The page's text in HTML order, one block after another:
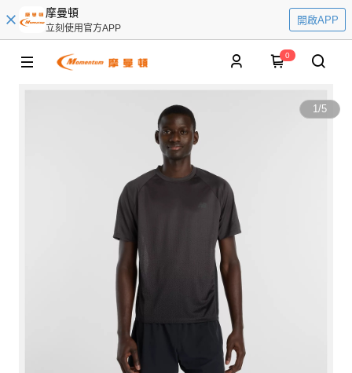
摩曼頓
立刻使用官方APP
開啟APP
0
1/5